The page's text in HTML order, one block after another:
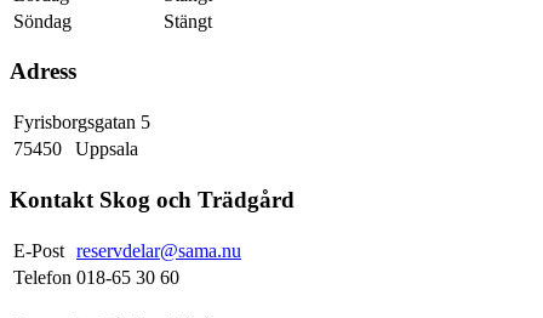
Söndag
Stängt
Adress
Fyrisborgsgatan 5
75450
Uppsala
Kontakt Skog och Trädgård
E-Post reservdelar@sama.nu
Telefon 018-65 30 60